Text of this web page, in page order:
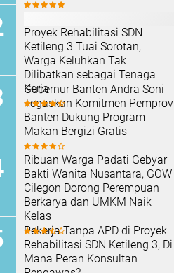
Proyek Rehabilitasi SDN
Ketileng 3 Tuai Sorotan,
Warga Keluhkan Tak
Dilibatkan sebagai Tenaga
Kerja
Gubernur Banten Andra Soni
Tegaskan Komitmen Pemprov
Banten Dukung Program
Makan Bergizi Gratis
Ribuan Warga Padati Gebyar
Bakti Wanita Nusantara, GOW
Cilegon Dorong Perempuan
Berkarya dan UMKM Naik
Kelas
Pekerja Tanpa APD di Proyek
Rehabilitasi SDN Ketileng 3, Di
Mana Peran Konsultan